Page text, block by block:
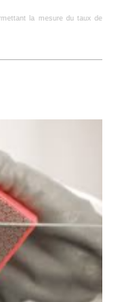
la mesure du taux de